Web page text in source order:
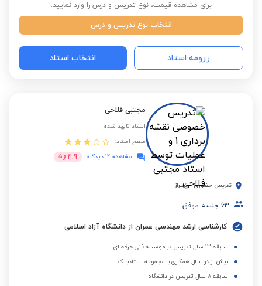
برای مشاهده قیمت، نوع تدریس و درس را وارد نمایید:
انتخاب نوع تدریس و درس
رزومه استاد انتخاب استاد
مجتبی فلاحی
استاد تایید شده
سطح استاد:
مشاهده 12 دیدگاه
4.9 از 5
تدریس حضوری - شیراز
63 جلسه موفق
کارشناسی ارشد مهندسی عمران از دانشگاه آزاد اسلامی
سابقه 13 سال تدریس در موسسه فنی حرفه ای
بیش از دو سال همکاری با مجموعه استادبانک
سابقه 8 سال تدریس در دانشگاه